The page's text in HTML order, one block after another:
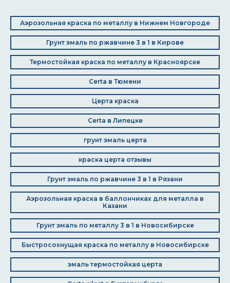
Аэрозольная краска по металлу в Нижнем Новгороде
Грунт эмаль по ржавчине 3 в 1 в Кирове
Термостойкая краска по металлу в Красноярске
Certa в Тюмени
Церта краска
Certa в Липецке
грунт эмаль церта
краска церта отзывы
Грунт эмаль по ржавчине 3 в 1 в Рязани
Аэрозольная краска в баллончиках для металла в
Казани
Грунт эмаль по металлу 3 в 1 в Новосибирске
Быстросохнущая краска по металлу в Новосибирске
эмаль термостойкая церта